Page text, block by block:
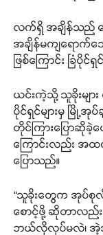
လက်ရှိ အချိန်သည် ပြ
အချိန်မကျရောက်
ဖြစ်ကြောင်း ခြံပို
ယင်းကဲ့သို့ သူခိုးများ
ပိုင်ရှင်များမှ မြို့အု
တိုင်ကြားပြောဆိုခဲ့
ကြောင်းလည်း အ
ပြောသည်။
“သူခိုးတွေက အုပ်စု
စောင့်ဖို့ ဆိုတာလည်
ဘယ်လိုလုပ်မလဲ၊ အဲ့ဒ